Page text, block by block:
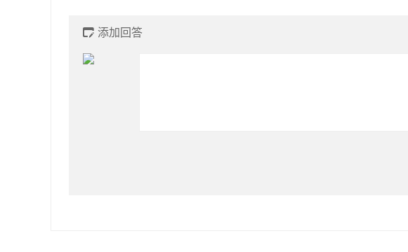
 添加回答